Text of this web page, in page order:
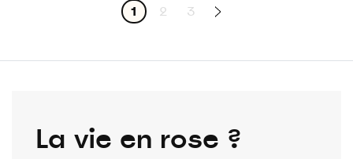
1 2 3
La vie en rose ?